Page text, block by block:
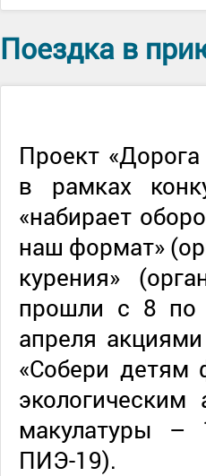
Поездка в
Проект
в рамках
«набирает
наш формат»
курения»
прошли с 8 по
апреля
«Собери детям
макулатуры –
ПИЭ-19).